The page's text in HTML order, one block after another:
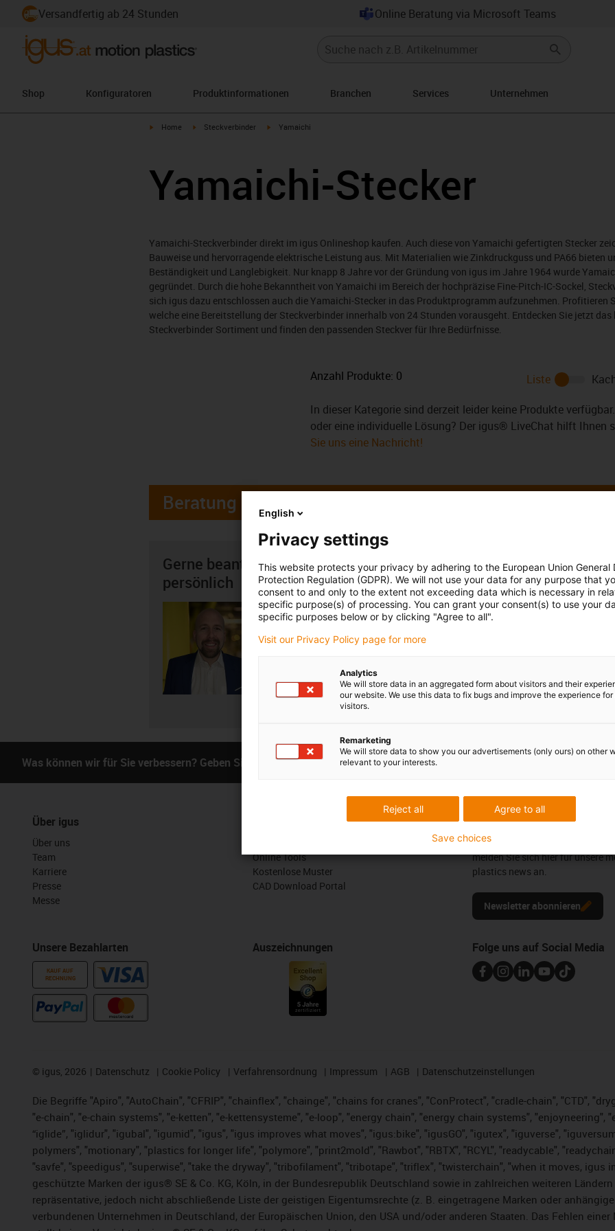
Versandfertig ab 24 Stunden Online Beratung via Microsoft Teams
Shop Konfiguratoren Produktinformationen Branchen Services Unternehmen
igus-icon-arrow-right
Home igus-icon-arrow-right
Steckverbinder igus-icon-arrow-right
Yamaichi
Yamaichi-Stecker
Yamaichi-Steckverbinder direkt im igus Onlineshop kaufen. Auch diese von Yamaichi gefertigten Stecker
Bauweise und hervorragende elektrische Leistung aus. Mit Materialien wie Zinkdruckguss und PA66 bieten
Beständigkeit und Langlebigkeit. Nur knapp 8 Jahre vor der Gründung von igus im Jahre 1964 wurde
gegründet. Durch die hohe Bekanntheit von Yamaichi im Bereich der hochpräzise Fine-Pitch-IC-Sockel,
sich igus dazu entschlossen auch die Yamaichi-Stecker in das Produktprogramm aufzunehmen. Profitieren
welche eine Bereitstellung der Steckverbinder innerhalb von 24 Stunden vorausgeht. Entdecken Sie jetzt
Steckverbinder Sortiment und finden den passenden Steckver für Ihre Bedürfnisse.
Anzahl Produkte: 0 Liste
In dieser Kategorie sind derzeit leider keine Produkte
oder eine individuelle Lösung? Der igus® LiveChat hilft Ihnen
Sie uns eine Nachricht!
Beratung
Gerne beantworte ich Ihre Fragen auch
persönlich
Thomas Stadlmayr
igus-icon-phone
E-Mail schreiben
Beratung und
Persönlich
Montag bis Freitag: 8 – 20 Uhr
Montag bis Freitag: 8 – 20
Was können wir für Sie verbessern? Geben Sie uns Ihr Feedback. Lob & Kritik
Über igus
Über uns
Team
Karriere
Presse
Messe
Unsere Bezahlarten
KAUF AUF
RECHNUNG
Online Tools
Kostenlose Muster
CAD Download Portal
Auszeichnungen
Newsletter
Bleiben Sie immer auf dem
melden Sie sich hier für unsere
plastics news an.
Newsletter abonnieren
Folge uns auf Social Media
© igus, 2026 Datenschutz Cookie Policy Verfahrensordnung Impressum AGB Datenschutzeinstellungen
Die Begriffe "Apiro", "AutoChain", "CFRIP", "chainflex", "chainge", "chains for cranes", "ConProtect", "cradle-chain", "CTD",
"e-chain", "e-chain systems", "e-ketten", "e-kettensysteme", "e-loop", "energy chain", "energy chain systems", "enjoyneering",
“iglide”, "iglidur", "igubal", "igumid", "igus", "igus improves what moves", "igus:bike", "igusGO", "igutex", "iguverse",
polymers", "motionary", "plastics for longer life", "polymore", "print2mold", "Rawbot", "RBTX", "RCYL", "readycable",
"savfe", "speedigus", "superwise", "take the dryway", "tribofilament", "tribotape", "triflex", "twisterchain", "when it moves,
geschützte Marken der igus® SE & Co. KG, Köln, in der Bundesrepublik Deutschland sowie in zahlreichen weiteren
repräsentative, jedoch nicht abschließende Liste der geistigen Eigentumsrechte (z. B. eingetragene Marken oder
verbundenen Unternehmen in Deutschland, der Europäischen Union, den USA und/oder anderen Staaten. Das Fehlen
English
Privacy settings
This website protects your privacy by adhering to the European Union General
Protection Regulation (GDPR). We will not use your data for any purpose that
consent to and only to the extent not exceeding data which is necessary in
specific purpose(s) of processing. You can grant your consent(s) to use your
specific purposes below or by clicking "Agree to all".
Visit our Privacy Policy page for more
Analytics
We will store data in an aggregated form about visitors and their
our website. We use this data to fix bugs and improve the experience for
visitors.
Remarketing
We will store data to show you our advertisements (only ours) on other
relevant to your interests.
Agree to all
Reject all
Save choices